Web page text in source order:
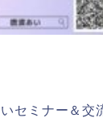
セミナー＆交